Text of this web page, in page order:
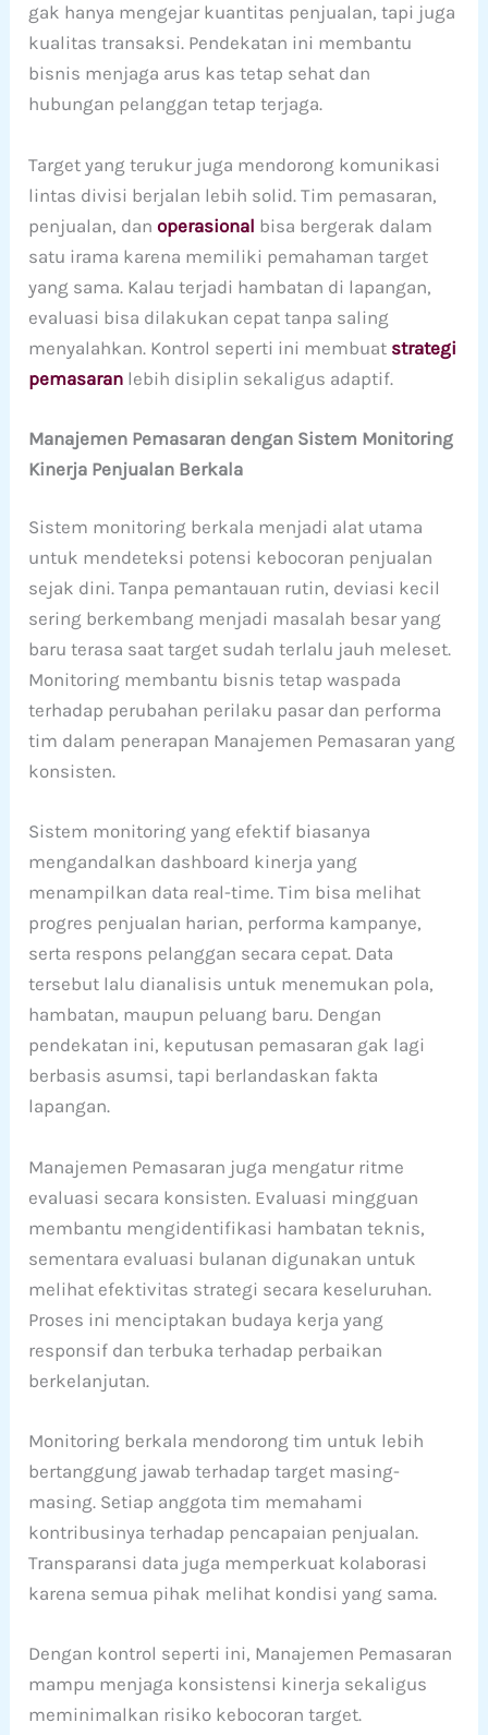
gak hanya mengejar kuantitas penjualan, tapi juga
kualitas transaksi. Pendekatan ini membantu
bisnis menjaga arus kas tetap sehat dan
hubungan pelanggan tetap terjaga.
Target yang terukur juga mendorong komunikasi
lintas divisi berjalan lebih solid. Tim pemasaran,
penjualan, danoperasional bisa bergerak dalam
satu irama karena memiliki pemahaman target
yang sama. Kalau terjadi hambatan di lapangan,
evaluasi bisa dilakukan cepat tanpa saling
menyalahkan. Kontrol seperti ini membuat strategi
pemasaran lebih disiplin sekaligus adaptif.
Manajemen Pemasaran dengan Sistem Monitoring
Kinerja Penjualan Berkala
Sistem monitoring berkala menjadi alat utama
untuk mendeteksi potensi kebocoran penjualan
sejak dini. Tanpa pemantauan rutin, deviasi kecil
sering berkembang menjadi masalah besar yang
baru terasa saat target sudah terlalu jauh meleset.
Monitoring membantu bisnis tetap waspada
terhadap perubahan perilaku pasar dan performa
tim dalam penerapan Manajemen Pemasaran yang
konsisten.
Sistem monitoring yang efektif biasanya
mengandalkan dashboard kinerja yang
menampilkan data real-time. Tim bisa melihat
progres penjualan harian, performa kampanye,
serta respons pelanggan secara cepat. Data
tersebut lalu dianalisis untuk menemukan pola,
hambatan, maupun peluang baru. Dengan
pendekatan ini, keputusan pemasaran gak lagi
berbasis asumsi, tapi berlandaskan fakta
lapangan.
Manajemen Pemasaran juga mengatur ritme
evaluasi secara konsisten. Evaluasi mingguan
membantu mengidentifikasi hambatan teknis,
sementara evaluasi bulanan digunakan untuk
melihat efektivitas strategi secara keseluruhan.
Proses ini menciptakan budaya kerja yang
responsif dan terbuka terhadap perbaikan
berkelanjutan.
Monitoring berkala mendorong tim untuk lebih
bertanggung jawab terhadap target masing-
masing. Setiap anggota tim memahami
kontribusinya terhadap pencapaian penjualan.
Transparansi data juga memperkuat kolaborasi
karena semua pihak melihat kondisi yang sama.
Dengan kontrol seperti ini, Manajemen Pemasaran
mampu menjaga konsistensi kinerja sekaligus
meminimalkan risiko kebocoran target.